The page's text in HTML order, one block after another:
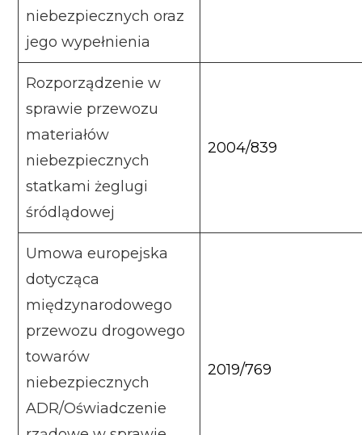
niebezpiecznych oraz
jego wypełnienia
Rozporządzenie w
sprawie przewozu
materiałów
niebezpiecznych
statkami żeglugi
śródlądowej
2004/839
Umowa europejska
dotycząca
międzynarodowego
przewozu drogowego
towarów
niebezpiecznych
ADR/Oświadczenie
2019/769